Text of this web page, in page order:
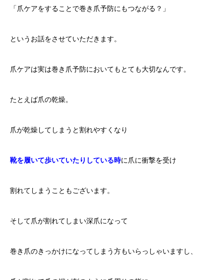
「爪ケアをすることで巻き爪予防にもつながる？」
というお話をさせていただきます。
爪ケアは実は巻き爪予防においてもとても大切なんです。
たとえば爪の乾燥。
爪が乾燥してしまうと割れやすくなり
靴を履いて歩いていたりしている時に爪に衝撃を受け
割れてしまうこともございます。
そして爪が割れてしまい深爪になって
巻き爪のきっかけになってしまう方もいらっしゃいますし、